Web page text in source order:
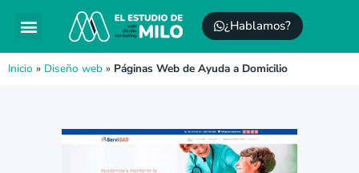
¿Hablamos?
Inicio » Diseño web » Páginas Web de Ayuda a Domicilio